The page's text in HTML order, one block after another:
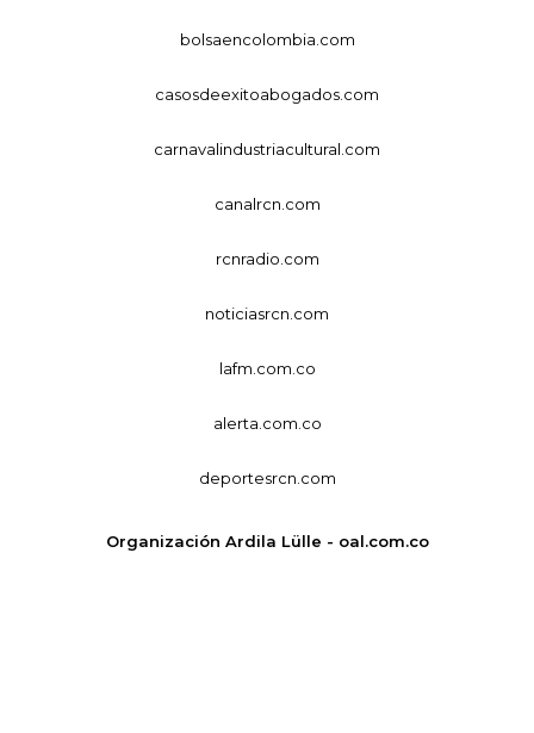
bolsaencolombia.com
casosdeexitoabogados.com
carnavalindustriacultural.com
canalrcn.com
rcnradio.com
noticiasrcn.com
lafm.com.co
alerta.com.co
deportesrcn.com
Organización Ardila Lülle - oal.com.co